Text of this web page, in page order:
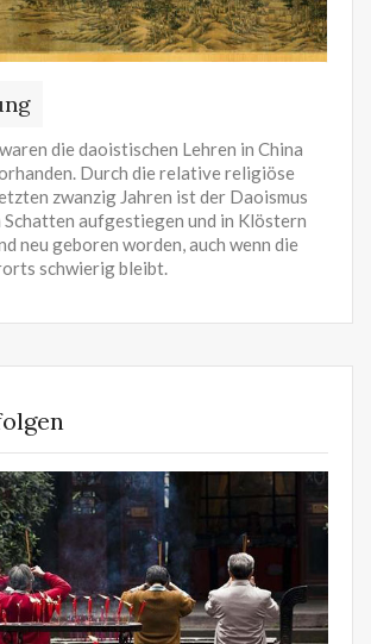
die daoistischen Lehren in China
Durch die relative religiöse
zwanzig Jahren ist der Daoismus
Schatten aufgestiegen und in Klöstern
neu geboren worden, auch wenn die
schwierig bleibt.